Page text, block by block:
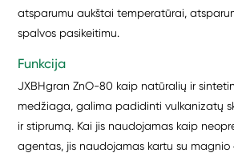
atsparumu aukštai temperatūrai,
spalvos pasikeitimu.
Funkcija
JXBHgran ZnO-80 kaip natūralių ir
medžiaga, galima padidinti vulkanizatų
ir stiprumą. Kai jis naudojamas kaip
agentas, jis naudojamas kartu su magnio